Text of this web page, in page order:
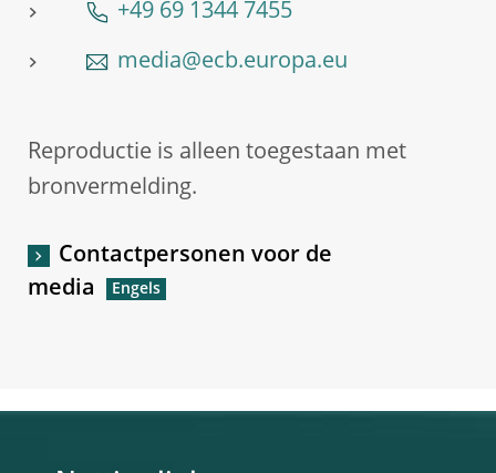
+49 69 1344 7455
media@ecb.europa.eu
Reproductie is alleen toegestaan met
bronvermelding.
Contactpersonen voor de
media